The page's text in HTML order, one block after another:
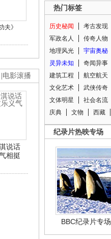
夫》
电影滚播
说话
相挺
热门标签
历史秘闻 考古发现
军政名人
传奇人物
地理风光
宇宙奥秘
灵异未知
奇闻异事
建筑工程
航空航天
文化艺术
武侠传奇
文体明星
社会名流
庆典
文物 西藏
纪录片热映专场
BBC纪录片专场